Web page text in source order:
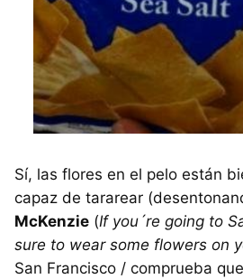
Sí, las flores en el pelo están
capaz de tararear
McKenzie (If you´re going to
sure to wear some flowers on
San Francisco / comprueba